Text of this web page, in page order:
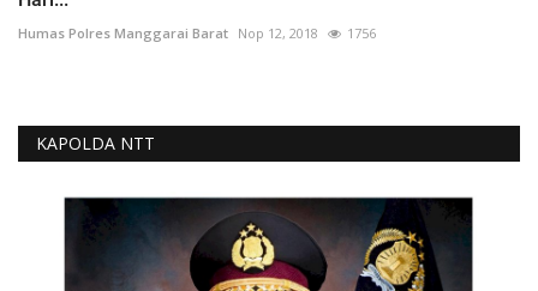
Humas Polres Manggarai Barat Nop 12, 2018 1756
KAPOLDA NTT